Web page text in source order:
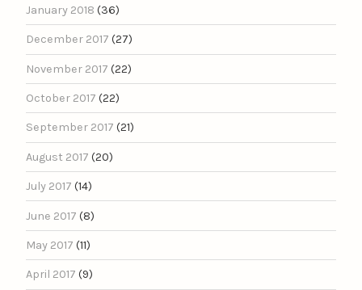
January 2018 (36)
December 2017 (27)
November 2017 (22)
October 2017 (22)
September 2017 (21)
August 2017 (20)
July 2017 (14)
June 2017 (8)
May 2017 (11)
April 2017 (9)